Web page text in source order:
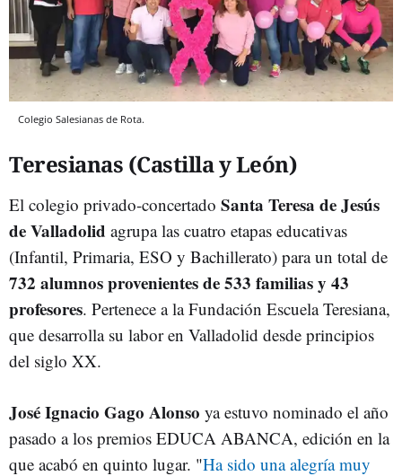
Colegio Salesianas de Rota.
Teresianas (Castilla y León)
El colegio privado-concertado Santa Teresa de Jesús
de Valladolid agrupa las cuatro etapas educativas
(Infantil, Primaria, ESO y Bachillerato) para un total de
732 alumnos provenientes de 533 familias y 43
profesores. Pertenece a la Fundación Escuela Teresiana,
que desarrolla su labor en Valladolid desde principios
del siglo XX.
José Ignacio Gago Alonso ya estuvo nominado el año
pasado a los premios EDUCA ABANCA, edición en la
que acabó en quinto lugar. "Ha sido una alegría muy